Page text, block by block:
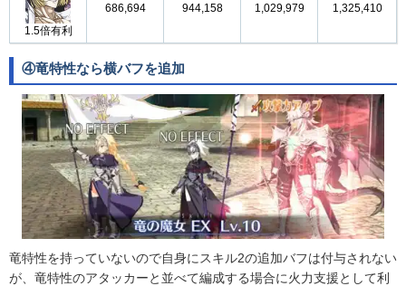
1.5倍有利
686,694 944,158 1,029,979 1,325,410
④竜特性なら横バフを追加
竜特性を持っていないので自身にスキル2の追加バフは付与されない
が、竜特性のアタッカーと並べて編成する場合に火力支援として利